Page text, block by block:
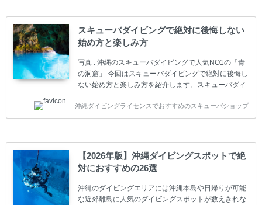
ダイバーの育成・指導や安全管理、環境保全などの活
動をしています。 ダイビングライセンスの種類はエン
トリーレベルのライセンスからプロレベルのライセン
スまでランク分けされています。各教育機関(指導団
体)によってライセンスカードの名称、トレーニング内
容に違いがありま...
スキューバダイビングで絶対に後悔しない
始め方と楽しみ方
写真 : 沖縄のスキューバダイビングで人気NO1の「青
の洞窟」 今回はスキューバダイビングで絶対に後悔し
ない始め方と楽しみ方を紹介します。スキューバダイ
やまだ始めて間もない初心者の方に必見の内容です。
スキューバダイビングの始め方と楽しみ方について学
ててしまうと、せっかく楽しみにしていたスキューバ
ダイビングが台無しになり後悔することになってしま
うかもしれません。 又、スキューバダイビングは事故
のリスクがあるスポーツでもあります。もしかしたら
危険な思いをしてしまうかもしれません。 今回は現地
ダイビング...
沖縄ダイビングライセンスでおすすめのスキューバショップ
【2026年版】沖縄ダイビングスポットで絶
対におすすめの26選
沖縄のダイビングエリアには沖縄本島や日帰りが可能
な近郊離島に人気のダイビングスポットが数えきれな